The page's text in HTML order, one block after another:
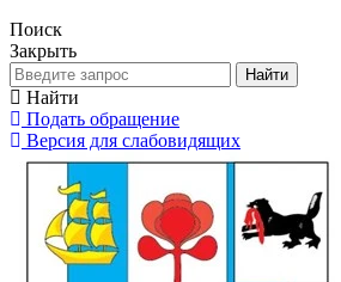
Поиск
Закрыть
Найти
Найти
Подать обращение
Версия для слабовидящих